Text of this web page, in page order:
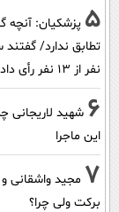
5 پزشکیان‌: آنچه
نفر از 13 نفر رأی دادند و پذیرفتند
6 شهید لاریجانی
این ماجرا
7
برکت ولی چرا؟